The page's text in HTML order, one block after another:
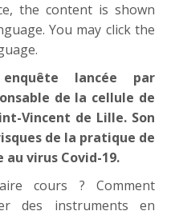
the content is shown
You may click the
lancée par
de la cellule de
Vincent de Lille. Son
de la pratique de
virus Covid-19.
cours ? Comment
des instruments en